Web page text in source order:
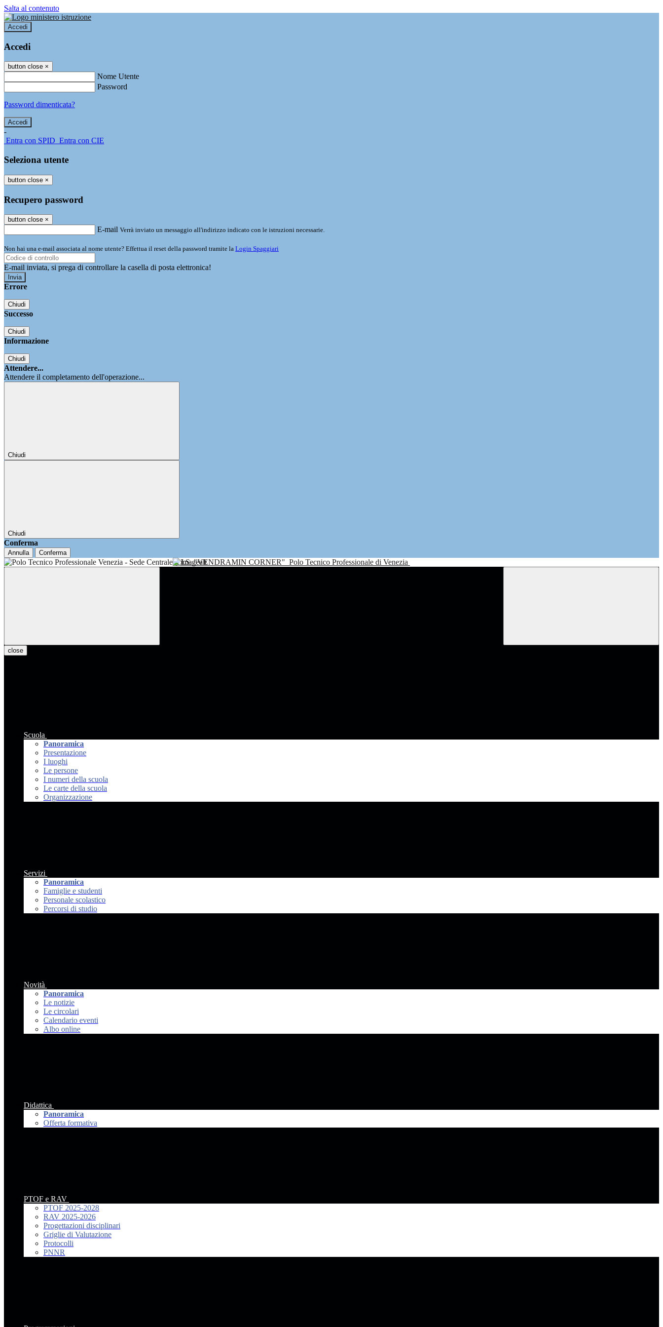
Salta al contenuto
Accedi
Accedi
button close ×
Nome Utente
Password
Password dimenticata?
-
Entra con SPID Entra con CIE
Seleziona utente
button close ×
Recupero password
button close ×
E-mail Verrà inviato un messaggio all'indirizzo indicato con le istruzioni necessarie.
Non hai una e-mail associata al nome utente? Effettua il reset della password tramite la Login Spaggiari
E-mail inviata, si prega di controllare la casella di posta elettronica!
Errore
Chiudi
Successo
Chiudi
Informazione
Chiudi
Attendere...
Attendere il completamento dell'operazione...
Chiudi
Chiudi
Conferma
Annulla Conferma
I.I.S. "VENDRAMIN CORNER" Polo Tecnico Professionale di Venezia
close
Scuola
Panoramica
Presentazione
I luoghi
Le persone
I numeri della scuola
Le carte della scuola
Organizzazione
Servizi
Panoramica
Famiglie e studenti
Personale scolastico
Percorsi di studio
Novità
Panoramica
Le notizie
Le circolari
Calendario eventi
Albo online
Didattica
Panoramica
Offerta formativa
PTOF e RAV
PTOF 2025-2028
RAV 2025-2026
Progettazioni disciplinari
Griglie di Valutazione
Protocolli
PNNR